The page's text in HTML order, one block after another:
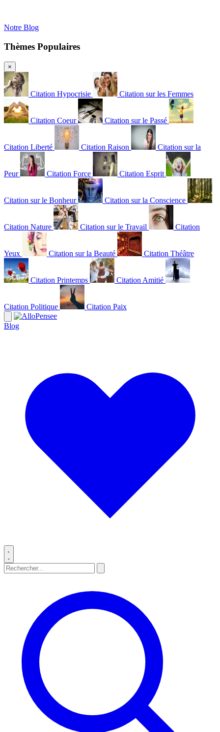
Notre Blog
Thèmes Populaires
×
Citation Hypocrisie Citation sur les Femmes
Citation Coeur Citation sur le Passé
Citation Liberté Citation Raison Citation sur la
Peur Citation Force Citation Esprit
Citation sur le Bonheur Citation sur la Conscience
Citation Nature Citation sur le Travail Citation
Yeux Citation sur la Beauté Citation Théâtre
Citation Printemps Citation Amitié
Citation Politique Citation Paix
Blog